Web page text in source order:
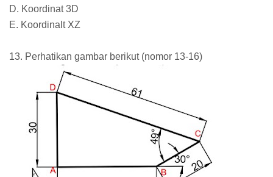
D. Koordinat 3D
E. Koordinalt XZ
13. Perhatikan gambar berikut (nomor 13-16)